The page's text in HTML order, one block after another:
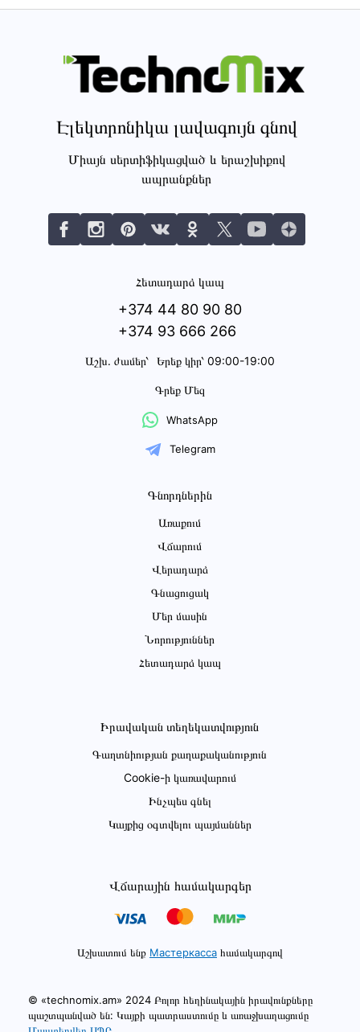
Էլեկտրոնիկա լավագույն գնով
Միայն սերտիֆիկացված և երաշխիքով
ապրանքներ
Հետադարձ կապ
+374 44 80 90 80
+374 93 666 266
Աշխ․ ժամեր՝ Երեք կիր՝ 09:00-19:00
Գրեք Մեզ
WhatsApp
Telegram
Գնորդներին
Առաքում
Վճարում
Վերադարձ
Գնացուցակ
Մեր մասին
Նորություններ
Հետադարձ կապ
Իրավական տեղեկատվություն
Գաղտնիության քաղաքականություն
Cookie-ի կառավարում
Ինչպես գնել
Կայքից օգտվելու պայմաններ
Վճարային համակարգեր
Աշխատում ենք Мастеркасса համակարգով
© «technomix.am» 2024 Բոլոր հեղինակային իրավունքները
պաշտպանված են: Կայքի պատրաստումը և առաջխաղացումը